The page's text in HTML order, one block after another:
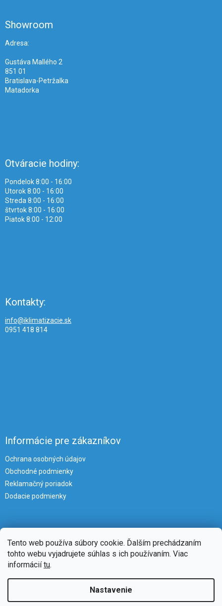
Tento web používa súbory cookie. Ďalším prechádzaním
tohto webu vyjadrujete súhlas s ich používaním. Viac
informáciítu.
Nastavenie
Showroom
Adresa:
Gustáva Mallého 2
851 01
Bratislava-Petržalka
Matadorka
Otváracie hodiny:
Pondelok 8:00 - 16:00
Utorok 8:00 - 16:00
Streda 8:00 - 16:00
štvrtok 8:00 - 16:00
Piatok 8:00 - 12:00
Kontakty:
info@iklimatizacie.sk
0951 418 814
Informácie pre zákazníkov
Ochrana osobných údajov
Obchodné podmienky
Reklamačný poriadok
Dodacie podmienky